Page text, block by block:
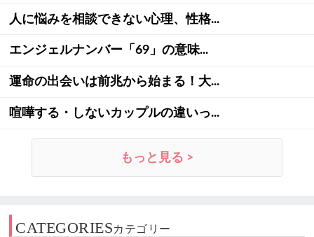
人に悩みを相談できない心理、性格...
エンジェルナンバー「69」の意味...
運命の出会いは前兆から始まる！大...
喧嘩する・しないカップルの違いっ...
もっと見る >
CATEGORIESカテゴリー